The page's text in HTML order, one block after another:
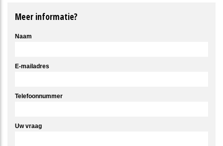
Meer informatie?
Naam
E-mailadres
Telefoonnummer
Uw vraag